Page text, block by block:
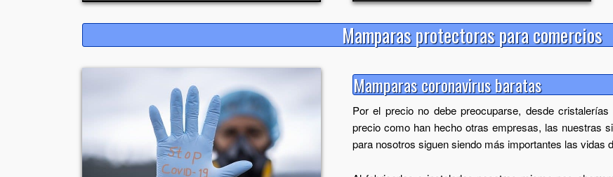
Mamparas protectoras para comercios
Mamparas coronavirus baratas
Por el precio no debe preocuparse, desde
precio como han hecho otras empresas, las nuestras
para nosotros siguen siendo más importantes las vidas